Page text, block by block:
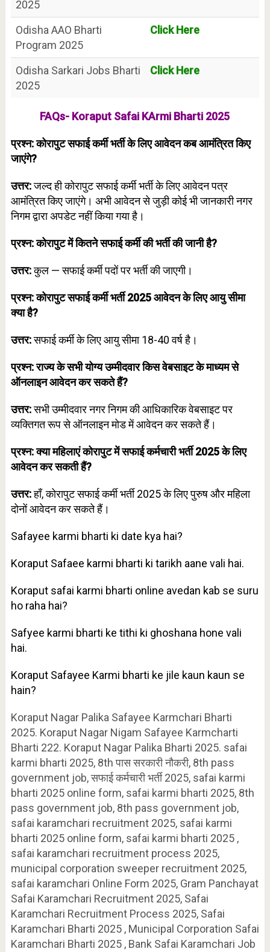
2025
Odisha AAO Bharti
Program 2025
Click Here
Odisha Sarkari Jobs Bharti
2025
Click Here
FAQs- Koraput Safai KArmi Bharti 2025
प्रश्न: कोरापुट सफाई कर्मी भर्ती के लिए आवेदन कब आमंत्रित किए
जाएंगे?
उत्तर:जल्द ही कोरापुट सफाई कर्मी भर्ती के लिए आवेदन पत्र
आमंत्रित किए जाएंगे। अभी आवेदन से जुड़ी कोई भी जानकारी नगर
निगम द्वारा अपडेट नहीं किया गया है।
प्रश्न: कोरापुट में कितने सफाई कर्मी की भर्ती की जानी है?
उत्तर:कुल — सफाई कर्मी पदों पर भर्ती की जाएगी।
प्रश्न: कोरापुट सफाई कर्मी भर्ती 2025 आवेदन के लिए आयु सीमा
क्या है?
उत्तर:सफाई कर्मी के लिए आयु सीमा 18-40 वर्ष है।
प्रश्न: राज्य के सभी योग्य उम्मीदवार किस वेबसाइट के माध्यम से
ऑनलाइन आवेदन कर सकते हैं?
उत्तर:सभी उम्मीदवार नगर निगम की आधिकारिक वेबसाइट पर
व्यक्तिगत रूप से ऑनलाइन मोड में आवेदन कर सकते हैं।
प्रश्न: क्या महिलाएं कोरापुट में सफाई कर्मचारी भर्ती 2025 के लिए
आवेदन कर सकती हैं?
उत्तर:हाँ, कोरापुट सफाई कर्मी भर्ती 2025 के लिए पुरुष और महिला
दोनों आवेदन कर सकते हैं।
Safayee karmi bharti ki date kya hai?
Koraput Safaee karmi bharti ki tarikh aane vali hai.
Koraput safai karmi bharti online avedan kab se suru
ho raha hai?
Safyee karmi bharti ke tithi ki ghoshana hone vali
hai.
Koraput Safayee Karmi bharti ke jile kaun kaun se
hain?
Koraput Nagar Palika Safayee Karmchari Bharti
2025. Koraput Nagar Nigam Safayee Karmcharti
Bharti 222. Koraput Nagar Palika Bharti 2025. safai
karmi bharti 2025, 8th पास सरकारी नौकरी, 8th pass
government job, सफाई कर्मचारी भर्ती 2025, safai karmi
bharti 2025 online form, safai karmi bharti 2025, 8th
pass government job, 8th pass government job,
safai karamchari recruitment 2025, safai karmi
bharti 2025 online form, safai karmi bharti 2025 ,
safai karamchari recruitment process 2025,
municipal corporation sweeper recruitment 2025,
safai karamchari Online Form 2025, Gram Panchayat
Safai Karamchari Recruitment 2025, Safai
Karamchari Recruitment Process 2025, Safai
Karamchari Bharti 2025 , Municipal Corporation Safai
Karamchari Bharti 2025 , Bank Safai Karamchari Job